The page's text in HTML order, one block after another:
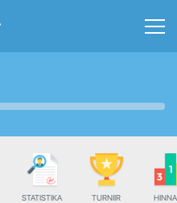
STATISTIKA TURNIIR